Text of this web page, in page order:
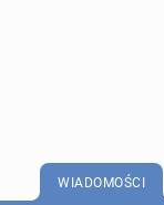
WIADOMOŚCI